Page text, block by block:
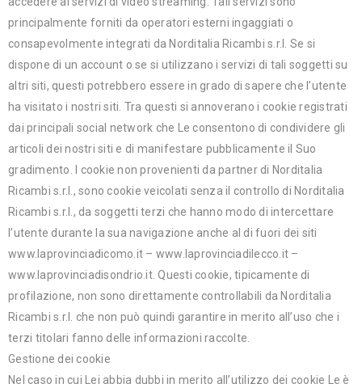
principalmente forniti da operatori esterni ingaggiati o
consapevolmente integrati da Norditalia Ricambi s.r.l. Se si
dispone di un account o se si utilizzano i servizi di tali soggetti su
altri siti, questi potrebbero essere in grado di sapere che l’utente
ha visitato i nostri siti. Tra questi si annoverano i cookie registrati
dai principali social network che Le consentono di condividere gli
articoli dei nostri siti e di manifestare pubblicamente il Suo
gradimento. I cookie non provenienti da partner di Norditalia
Ricambi s.r.l., sono cookie veicolati senza il controllo di Norditalia
Ricambi s.r.l., da soggetti terzi che hanno modo di intercettare
l’utente durante la sua navigazione anche al di fuori dei siti
www.laprovinciadicomo.it – www.laprovinciadilecco.it –
www.laprovinciadisondrio.it. Questi cookie, tipicamente di
profilazione, non sono direttamente controllabili da Norditalia
Ricambi s.r.l. che non può quindi garantire in merito all’uso che i
terzi titolari fanno delle informazioni raccolte.
Gestione dei cookie
Nel caso in cui Lei abbia dubbi in merito all’utilizzo dei cookie Le è